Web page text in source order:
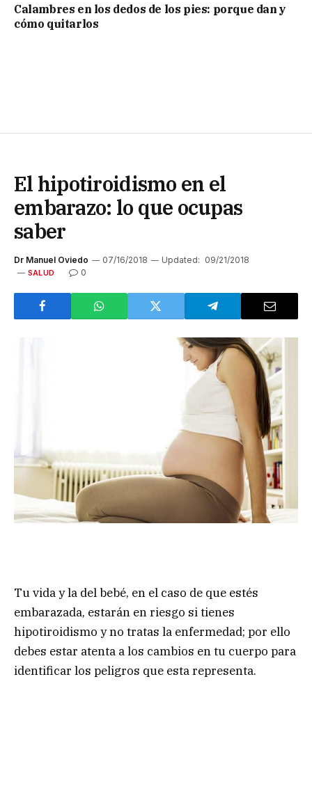
Calambres en los dedos de los pies: porque dan y
cómo quitarlos
El hipotiroidismo en el
embarazo: lo que ocupas
saber
Dr Manuel Oviedo 07/16/2018 Updated: 09/21/2018
SALUD 0
Tu vida y la del bebé, en el caso de que estés
embarazada, estarán en riesgo si tienes
hipotiroidismo y no tratas la enfermedad; por ello
debes estar atenta a los cambios en tu cuerpo para
identificar los peligros que esta representa.